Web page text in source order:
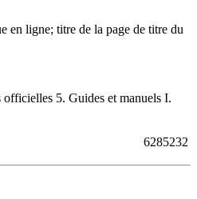
en ligne; titre de la page de titre du
5. Guides et manuels I.
6285232